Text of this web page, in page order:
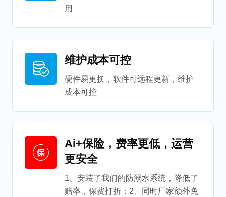
用
维护成本可控
硬件易更换，软件可远程更新，维护
成本可控
Ai+保险，费率更低，运营
更安全
1、安装了我们的防溺水系统，降低了
赔率，保费打折；2、同时厂家额外免